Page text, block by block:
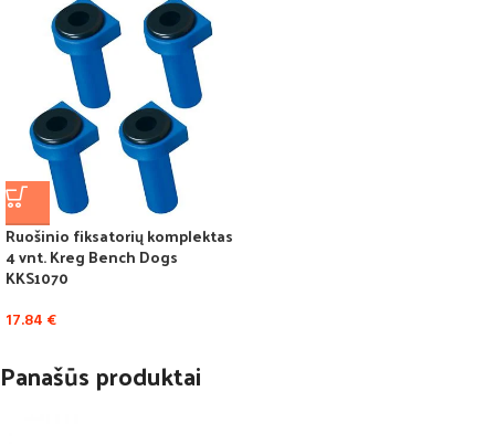
Ruošinio fiksatorių komplektas
4 vnt. Kreg Bench Dogs
KKS1070
17.84 €
Panašūs produktai